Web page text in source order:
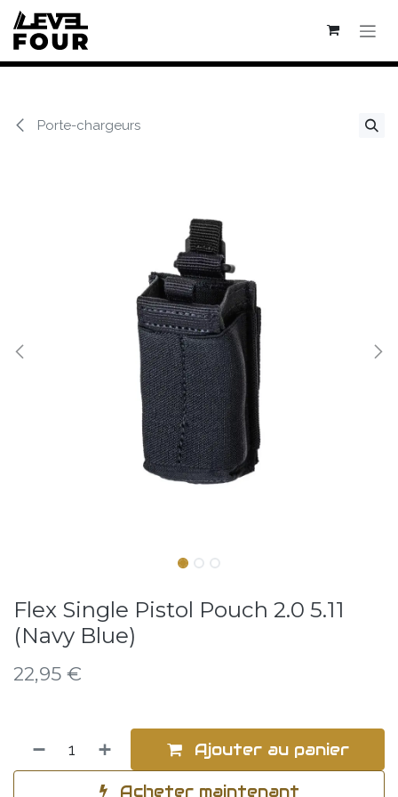
Se rendre au contenu
Porte-chargeurs
Flex Single Pistol Pouch 2.0 5.11
(Navy Blue)
22,95 €
Ajouter au panier
Acheter maintenant